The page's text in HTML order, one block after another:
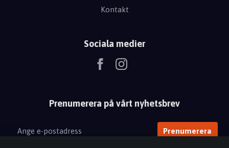
Kontakt
Sociala medier
Prenumerera på vårt nyhetsbrev
Prenumerera